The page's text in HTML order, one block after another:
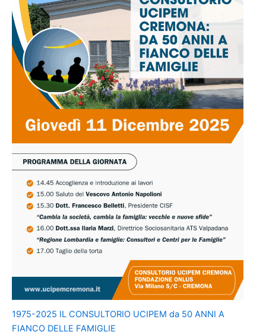
1975-2025 IL CONSULTORIO UCIPEM da 50 ANNI A
FIANCO DELLE FAMIGLIE